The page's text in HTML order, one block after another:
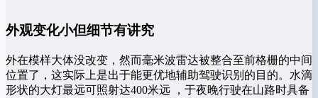
外观变化小但细节有讲究
外在模样大体没改变，然而毫米波雷达被整合至前格栅的中间
位置了，这实际上是出于能更优地辅助驾驶识别的目的。水滴
形状的大灯最远可照射达400米远 ，于夜晚行驶在山路时具备